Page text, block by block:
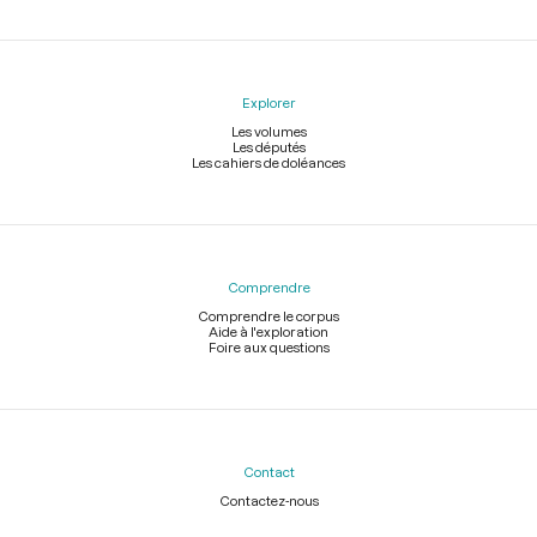
Explorer
Les volumes
Les députés
Les cahiers de doléances
Comprendre
Comprendre le corpus
Aide à l'exploration
Foire aux questions
Contact
Contactez-nous